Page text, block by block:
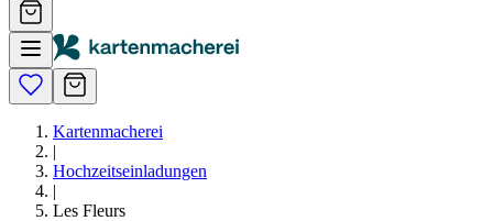
Kartenmacherei
|
Hochzeitseinladungen
|
Les Fleurs